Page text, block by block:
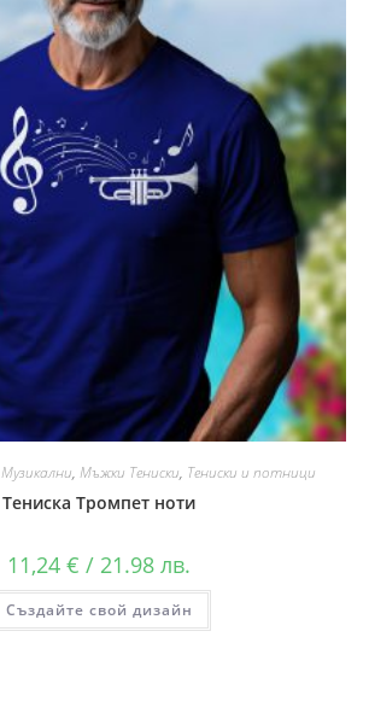
Музикални, Мъжки Тениски, Тениски и потници
Тениска Тромпет ноти
11,24 € / 21.98 лв.
Създайте свой дизайн